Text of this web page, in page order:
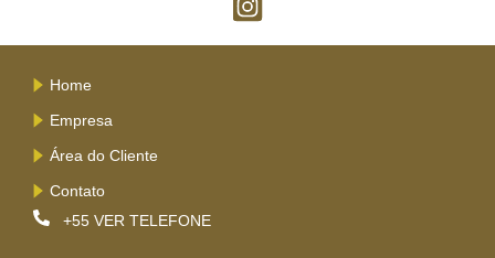
Home
Empresa
Área do Cliente
Contato
+55 VER TELEFONE